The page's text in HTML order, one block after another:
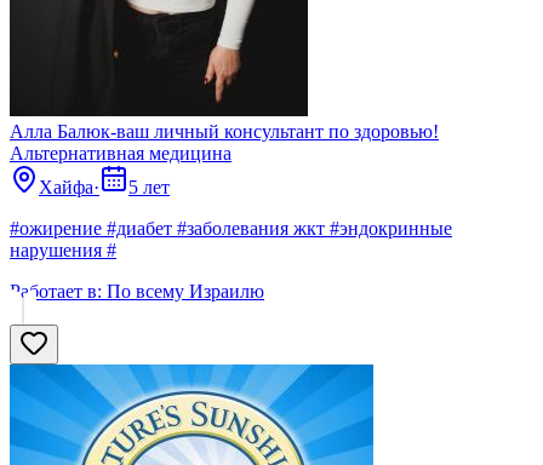
Алла Балюк-ваш личный консультант по здоровью!
Альтернативная медицина
Хайфа·
5 лет
#ожирение #диабет #заболевания жкт #эндокринные
нарушения #
Работает в: По всему Израилю